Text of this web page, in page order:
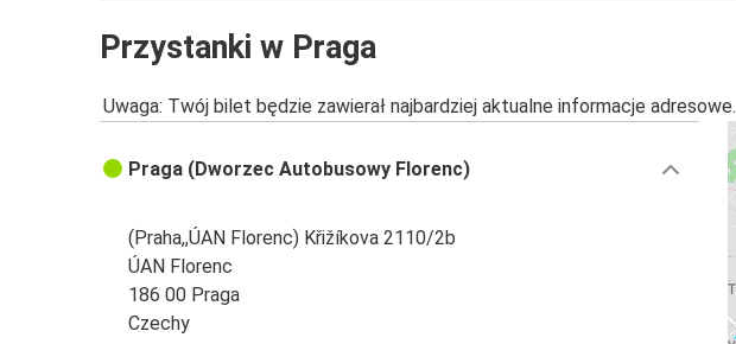
Przystanki w Praga
Uwaga: Twój bilet będzie zawierał najbardziej aktualne informacje adresowe.
Praga (Dworzec Autobusowy Florenc)
(Praha,,ÚAN Florenc) Křižíkova 2110/2b
ÚAN Florenc
186 00 Praga
Czechy